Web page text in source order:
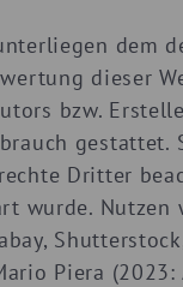
dem
dieser
bzw.
Dritter
wurde.
Shutterstock,
Piera (2023: